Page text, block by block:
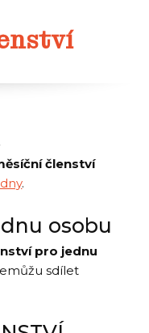
členství
.
osobu
pro jednu
sdílet